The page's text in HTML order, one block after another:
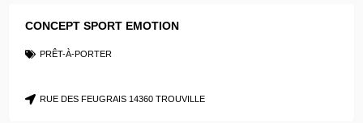
CONCEPT SPORT EMOTION
PRÊT-À-PORTER
RUE DES FEUGRAIS 14360 TROUVILLE